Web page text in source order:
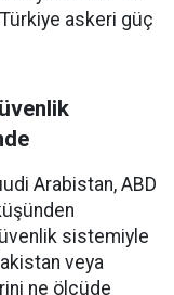
askeri güç
Arabistan, ABD
sistemiyle
veya
ne ölçüde